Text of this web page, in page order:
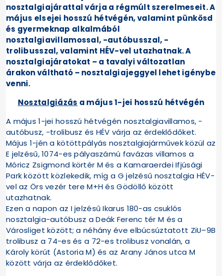
nosztalgiajárattal várja a régmúlt szerelmeseit. A
május elsejei hosszú hétvégén, valamint pünkösd
és gyermeknap alkalmából
nosztalgiavillamossal, -autóbusszal, -
trolibusszal, valamint HÉV-vel utazhatnak. A
nosztalgiajáratokat – a tavalyi változatlan
árakon váltható – nosztalgiajeggyel lehet igénybe
venni.
Nosztalgiázás a május 1-jei hosszú hétvégén
A május 1-jei hosszú hétvégén nosztalgiavillamos, -
autóbusz, -trolibusz és HÉV várja az érdeklődőket.
Május 1-jén a kötöttpályás nosztalgiajárművek közül az
E jelzésű, 1074-es pályaszámú favázas villamos a
Móricz Zsigmond körtér M és a Kamaraerdei Ifjúsági
Park között közlekedik, míg a G jelzésű nosztalgia HÉV-
vel az Örs vezér tere M+H és Gödöllő között
utazhatnak.
Ezen a napon az I jelzésű Ikarus 180-as csuklós
nosztalgia-autóbusz a Deák Ferenc tér M és a
Városliget között; a néhány éve elbúcsúztatott ZiU–9B
trolibusz a 74-es és a 72-es trolibusz vonalán, a
Károly körút (Astoria M) és az Arany János utca M
között várja az érdeklődőket.